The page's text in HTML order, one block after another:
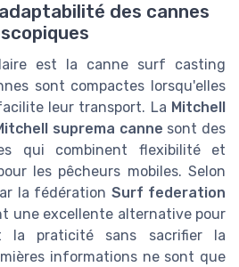
des cannes
est la canne surf casting
sont compactes lorsqu'elles
leur transport. La Mitchell
suprema canne sont des
qui combinent flexibilité et
les pêcheurs mobiles. Selon
la fédération Surf federation
une excellente alternative pour
la praticité sans sacrifier la
informations ne sont que